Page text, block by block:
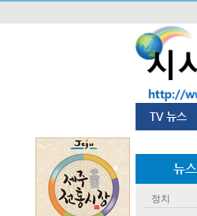
TV 뉴스
뉴스
정치